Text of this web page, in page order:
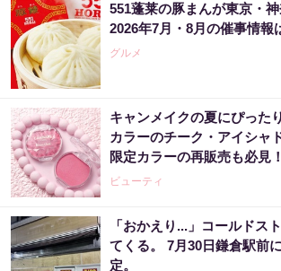
551蓬莱の豚まんが東京・
2026年7月・8月の催事情報
グルメ
キャンメイクの夏にぴった
カラーのチーク・アイシャ
限定カラーの再販売も必見！
ビューティ
「おかえり...」コールドス
てくる。 7月30日鎌倉駅前
定。